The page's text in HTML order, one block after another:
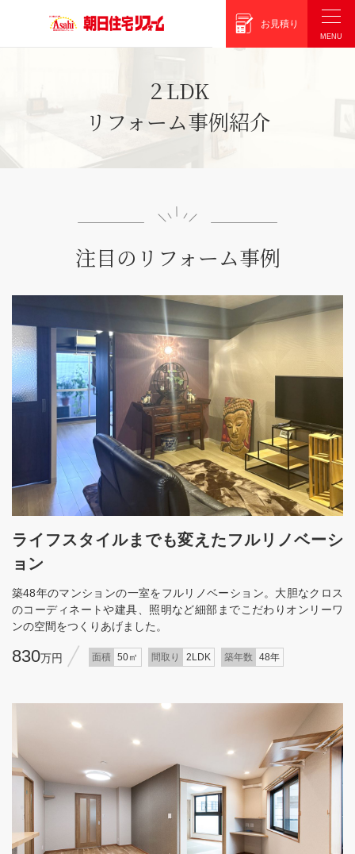
お見積り
２LDK
リフォーム事例紹介
注目のリフォーム事例
ライフスタイルまでも変えたフルリノベーシ
ョン
築48年のマンションの一室をフルリノベーション。大胆なクロス
のコーディネートや建具、照明など細部までこだわりオンリーワ
ンの空間をつくりあげました。
830万円 面積 50㎡ 間取り 2LDK 築年数 48年